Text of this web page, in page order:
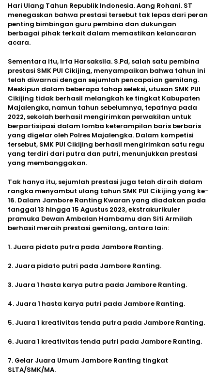
Hari Ulang Tahun Republik Indonesia. Aang Rohani. ST
menegaskan bahwa prestasi tersebut tak lepas dari peran
penting bimbingan guru pembina dan dukungan
berbagai pihak terkait dalam memastikan kelancaran
acara.
Sementara itu, Irfa Harsaksila. S.Pd, salah satu pembina
prestasi SMK PUI Cikijing, menyampaikan bahwa tahun ini
telah diwarnai dengan sejumlah pencapaian gemilang.
Meskipun dalam beberapa tahap seleksi, utusan SMK PUI
Cikijing tidak berhasil melangkah ke tingkat Kabupaten
Majalengka, namun tahun sebelumnya, tepatnya pada
2022, sekolah berhasil mengirimkan perwakilan untuk
berpartisipasi dalam lomba keterampilan baris berbaris
yang digelar oleh Polres Majalengka. Dalam kompetisi
tersebut, SMK PUI Cikijing berhasil mengirimkan satu regu
yang terdiri dari putra dan putri, menunjukkan prestasi
yang membanggakan.
Tak hanya itu, sejumlah prestasi juga telah diraih dalam
rangka menyambut ulang tahun SMK PUI Cikijing yang ke-
16. Dalam Jambore Ranting Kwaran yang diadakan pada
tanggal 13 hingga 15 Agustus 2023, ekstrakurikuler
pramuka Dewan Ambalan Hambamu dan Siti Armilah
berhasil meraih prestasi gemilang, antara lain:
1. Juara pidato putra pada Jambore Ranting.
2. Juara pidato putri pada Jambore Ranting.
3. Juara 1 hasta karya putra pada Jambore Ranting.
4. Juara 1 hasta karya putri pada Jambore Ranting.
5. Juara 1 kreativitas tenda putra pada Jambore Ranting.
6. Juara 1 kreativitas tenda putri pada Jambore Ranting.
7. Gelar Juara Umum Jambore Ranting tingkat
SLTA/SMK/MA.